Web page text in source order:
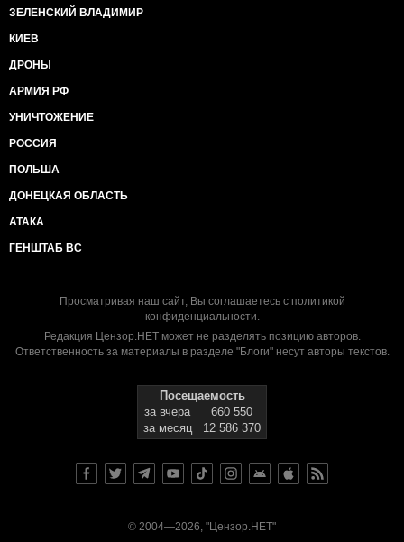
ЗЕЛЕНСКИЙ ВЛАДИМИР
КИЕВ
ДРОНЫ
АРМИЯ РФ
УНИЧТОЖЕНИЕ
РОССИЯ
ПОЛЬША
ДОНЕЦКАЯ ОБЛАСТЬ
АТАКА
ГЕНШТАБ ВС
Просматривая наш сайт, Вы соглашаетесь с политикой
конфиденциальности.
Редакция Цензор.НЕТ может не разделять позицию авторов.
Ответственность за материалы в разделе "Блоги" несут авторы текстов.
Посещаемость
за вчера
660 550
за месяц
12 586 370
© 2004—2026, "Цензор.НЕТ"